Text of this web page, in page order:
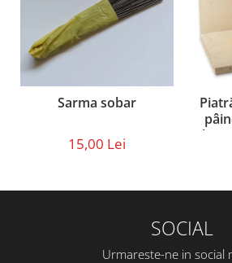
Sarma sobar
15,00 Lei
cu
SOCIAL
Urmareste-ne in social